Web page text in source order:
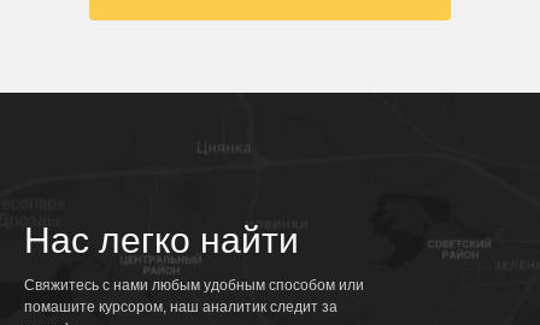
Нас легко найти
Свяжитесь с нами любым удобным способом или
помашите курсором, наш аналитик следит за